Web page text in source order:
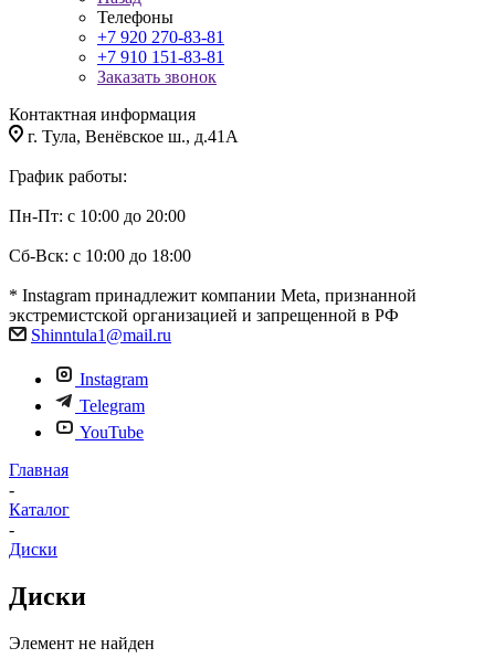
Телефоны
+7 920 270-83-81
+7 910 151-83-81
Заказать звонок
Контактная информация
г. Тула, Венёвское ш., д.41А
График работы:
Пн-Пт: с 10:00 до 20:00
Сб-Вск: с 10:00 до 18:00
* Instagram принадлежит компании Meta, признанной
экстремистской организацией и запрещенной в РФ
Shinntula1@mail.ru
Instagram
Telegram
YouTube
Главная
-
Каталог
-
Диски
Диски
Элемент не найден